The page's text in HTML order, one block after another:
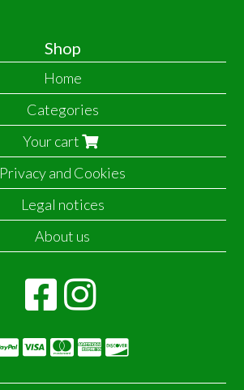
Shop
Home
Categories
Your cart
Privacy and Cookies
Legal notices
About us